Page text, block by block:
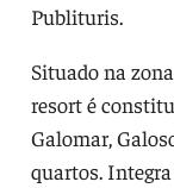
Publituris.
Situado na
resort é
Galomar,
quartos.